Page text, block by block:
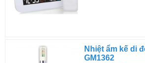
Nhiệt ẩm kế di
GM1362